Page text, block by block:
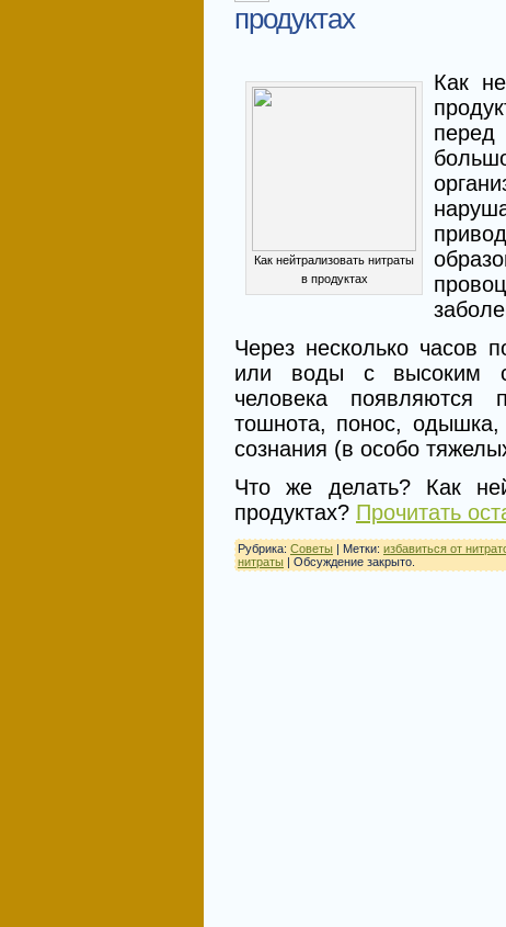
продуктах
Как нейтрализовать нитраты
в продуктах
Как
Через несколько часов
или воды с высоким
человека появляются
тошнота, понос,
сознания (в особо
Что же делать? Как
продуктах? Прочитать
Рубрика: Советы | Метки: избавиться от
нитраты | Обсуждение закрыто.